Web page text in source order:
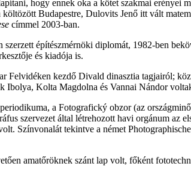
hogy ennek oka a kötet szakmai erényei
Budapestre, Dulovits Jenő itt vált
címmel 2003-ban.
építészmérnöki diplomát, 1982-ben
és kiadója is.
Felvidéken kezdő Divald dinasztia tagjairól;
Ibolya, Kolta Magdolna és Vannai Nándor
a Fotografický obzor (az
szervezet által létrehozott havi orgánum az
Színvonalát tekintve a német
amatőröknek szánt lap volt, főként